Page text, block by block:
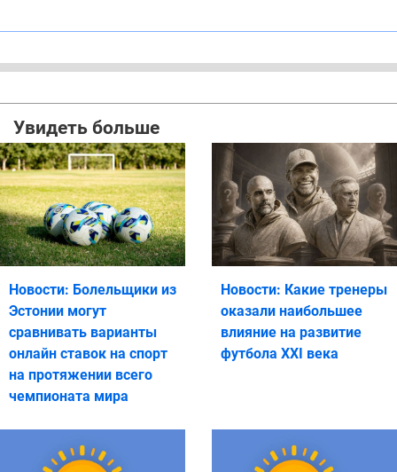
Увидеть больше
Новости: Болельщики из
Эстонии могут
сравнивать варианты
онлайн ставок на спорт
на протяжении всего
чемпионата мира
Новости: Какие тренеры
оказали наибольшее
влияние на развитие
футбола XXI века